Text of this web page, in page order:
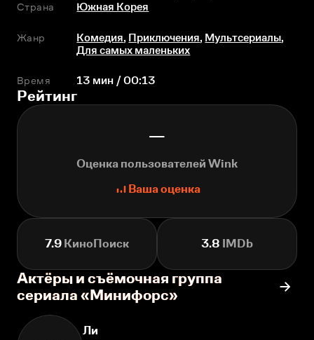
Страна
Южная Корея
Жанр Комедия, Приключения, Мультсериалы,
Для самых маленьких
Время 13 мин / 00:13
Рейтинг
—
Оценка пользователей Wink
Ваша оценка
7.9 КиноПоиск 3.8 IMDb
Актёры и съёмочная группа
сериала «Минифорс»
Ли